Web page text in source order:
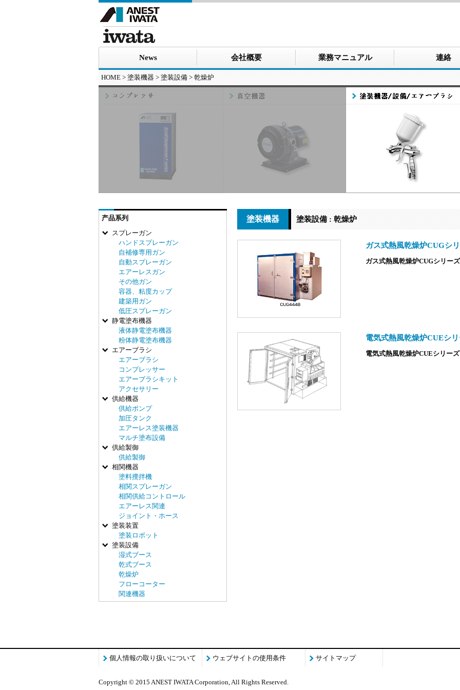
News 会社概要 業務マニュアル 連絡
HOME > 塗装機器 > 塗装設備 > 乾燥炉
产品系列
スプレーガン
ハンドスプレーガン
自補修専用ガン
自動スプレーガン
エアーレスガン
その他ガン
容器、粘度カップ
建築用ガン
低圧スプレーガン
静電塗布機器
液体静電塗布機器
粉体静電塗布機器
エアーブラシ
エアーブラシ
コンプレッサー
エアーブラシキット
アクセサリー
供給機器
供給ポンプ
加圧タンク
エアーレス塗装機器
マルチ塗布設備
供給製御
供給製御
相関機器
塗料攪拌機
相関スプレーガン
相関供給コントロール
エアーレス関連
ジョイント・ホース
塗装装置
塗装ロボット
塗装設備
湿式ブース
乾式ブース
乾燥炉
フローコーター
関連機器
塗装機器 塗装設備 : 乾燥炉
ガス式熱風乾燥炉CUGシ
ガス式熱風乾燥炉CUGシリーズ
電気式熱風乾燥炉CUEシ
電気式熱風乾燥炉CUEシリーズ
個人情報の取り扱いについて ウェブサイトの使用条件 サイトマップ
Copyright © 2015 ANEST IWATA Corporation, All Rights Reserved.